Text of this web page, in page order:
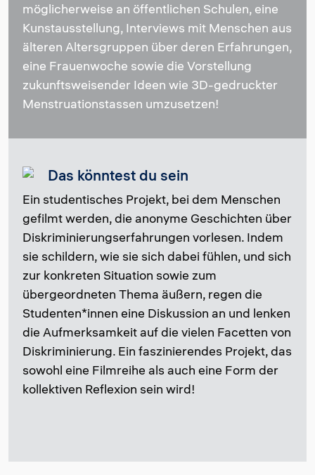
möglicherweise an öffentlichen Schulen, eine
Kunstausstellung, Interviews mit Menschen aus
älteren Altersgruppen über deren Erfahrungen,
eine Frauenwoche sowie die Vorstellung
zukunftsweisender Ideen wie 3D-gedruckter
Menstruationstassen umzusetzen!
Das könntest du sein
Ein studentisches Projekt, bei dem Menschen
gefilmt werden, die anonyme Geschichten über
Diskriminierungserfahrungen vorlesen. Indem
sie schildern, wie sie sich dabei fühlen, und sich
zur konkreten Situation sowie zum
übergeordneten Thema äußern, regen die
Studenten*innen eine Diskussion an und lenken
die Aufmerksamkeit auf die vielen Facetten von
Diskriminierung. Ein faszinierendes Projekt, das
sowohl eine Filmreihe als auch eine Form der
kollektiven Reflexion sein wird!